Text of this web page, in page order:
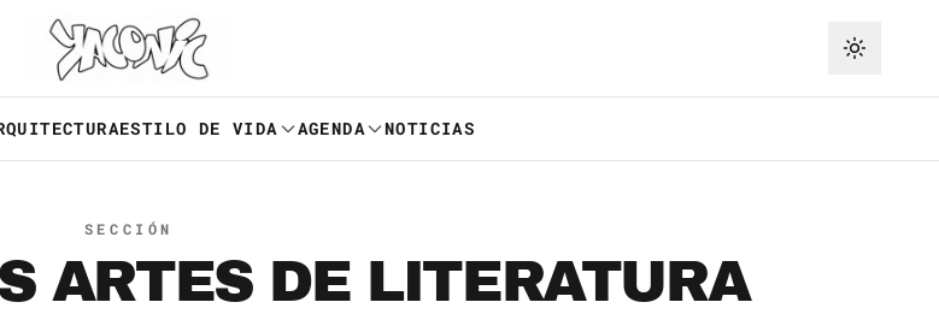
ESTILO DE VIDA AGENDA NOTICIAS
SECCIÓN
ARTES DE LITERATURA